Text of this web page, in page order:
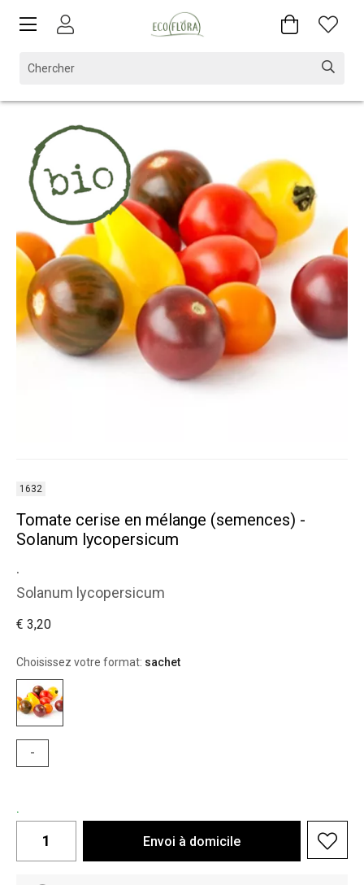
1632
Tomate cerise en mélange (semences) -
Solanum lycopersicum
.
Solanum lycopersicum
€ 3,20
Choisissez votre format: sachet
-
.
Envoi à domicile